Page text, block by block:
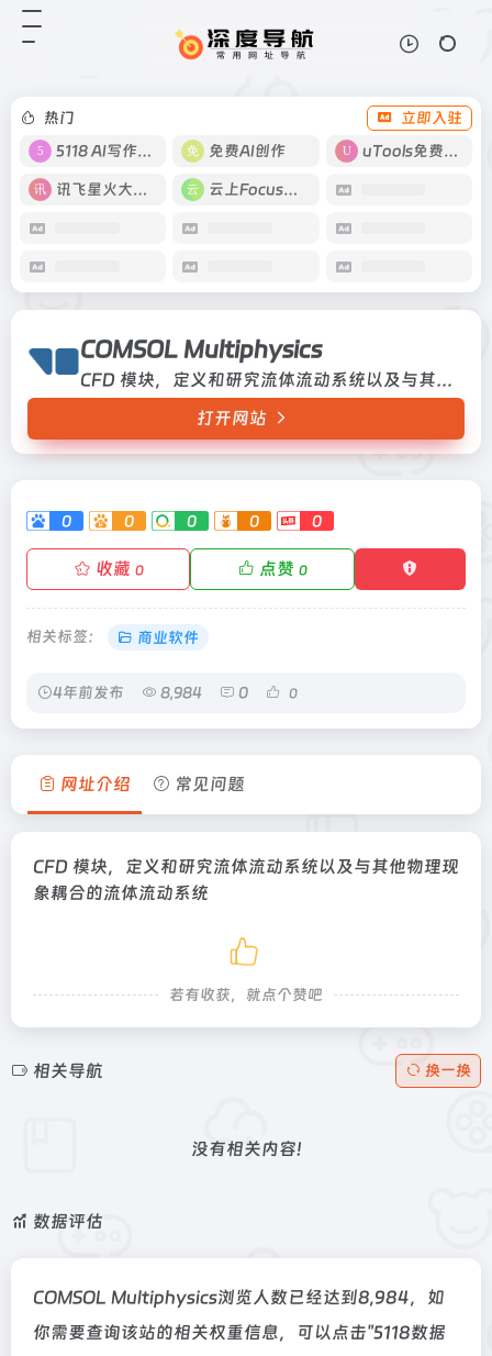
热门
立即入驻
5118 AI写作工具
免费AI创作 uTools免费工具箱
讯飞星火大模型 云上Focus接码
COMSOL Multiphysics
CFD 模块，定义和研究流体流动系统以及与其他物理现象耦合的流体流动系统
打开网站
0 0 0 0 0
收藏 0 点赞 0
相关标签： 商业软件
4年前发布 8,984 0 0
COMSOL Multiphysics
统以及与其他物理现象耦合的流体流
动系统
网址介绍 常见问题
CFD 模块，定义和研究流体流动系统以及与其他物理现
象耦合的流体流动系统
若有收获，就点个赞吧
相关导航 换一换
没有相关内容!
数据评估
COMSOL Multiphysics浏览人数已经达到8,984，如
你需要查询该站的相关权重信息，可以点击"5118数据